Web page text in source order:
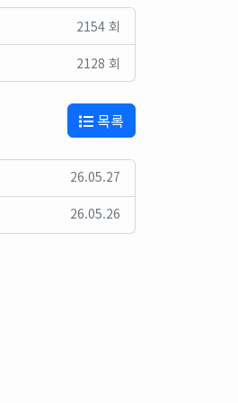
2154 회
2128 회
목록
26.05.27
26.05.26